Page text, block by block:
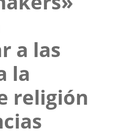
a las
la
religión